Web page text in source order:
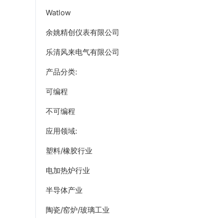
Watlow
余姚精创仪表有限公司
乐清风来电气有限公司
产品分类:
可编程
不可编程
应用领域:
塑料/橡胶行业
电加热炉行业
半导体产业
陶瓷/窑炉/玻璃工业